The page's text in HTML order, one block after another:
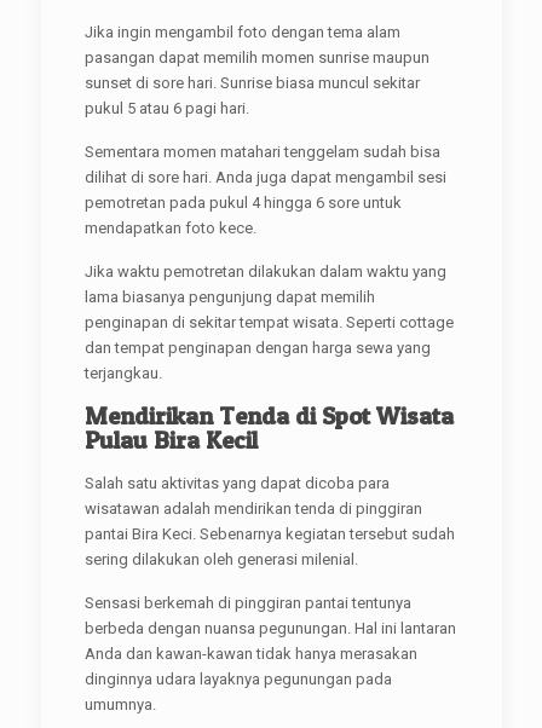
Jika ingin mengambil foto dengan tema alam
pasangan dapat memilih momen sunrise maupun
sunset di sore hari. Sunrise biasa muncul sekitar
pukul 5 atau 6 pagi hari.
Sementara momen matahari tenggelam sudah bisa
dilihat di sore hari. Anda juga dapat mengambil sesi
pemotretan pada pukul 4 hingga 6 sore untuk
mendapatkan foto kece.
Jika waktu pemotretan dilakukan dalam waktu yang
lama biasanya pengunjung dapat memilih
penginapan di sekitar tempat wisata. Seperti cottage
dan tempat penginapan dengan harga sewa yang
terjangkau.
Mendirikan Tenda di Spot Wisata
Pulau Bira Kecil
Salah satu aktivitas yang dapat dicoba para
wisatawan adalah mendirikan tenda di pinggiran
pantai Bira Keci. Sebenarnya kegiatan tersebut sudah
sering dilakukan oleh generasi milenial.
Sensasi berkemah di pinggiran pantai tentunya
berbeda dengan nuansa pegunungan. Hal ini lantaran
Anda dan kawan-kawan tidak hanya merasakan
dinginnya udara layaknya pegunungan pada
umumnya.